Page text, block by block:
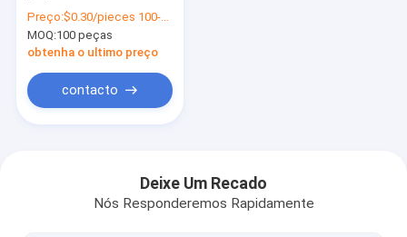
logotipo para a festa
de Natal
Preço:$0.30/pieces 100-1999 pieces
MOQ:100 peças
obtenha o ultimo preço
contacto
Deixe Um Recado
Nós Responderemos Rapidamente